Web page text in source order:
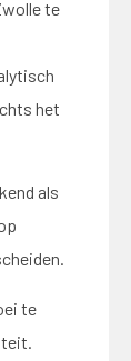
te
het
als
te